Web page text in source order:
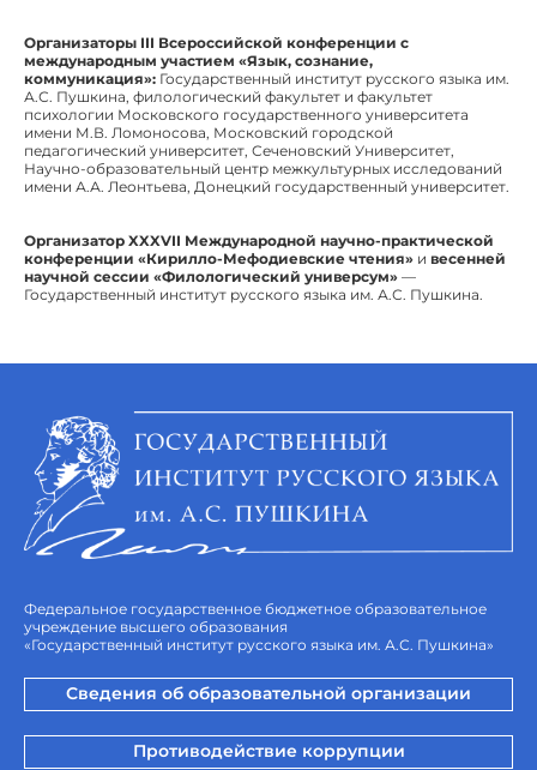
Организаторы III Всероссийской конференции с
международным участием «Язык, сознание,
коммуникация»: Государственный институт русского языка им.
А.С. Пушкина, филологический факультет и факультет
психологии Московского государственного университета
имени М.В. Ломоносова, Московский городской
педагогический университет, Сеченовский Университет,
Научно-образовательный центр межкультурных исследований
имени А.А. Леонтьева, Донецкий государственный университет.
Организатор XXXVII Международной научно-практической
конференции «Кирилло-Мефодиевские чтения» и весенней
научной сессии «Филологический универсум» —
Государственный институт русского языка им. А.С. Пушкина.
Федеральное государственное бюджетное образовательное
учреждение высшего образования
«Государственный институт русского языка им. А.С. Пушкина»
Сведения об образовательной организации
Противодействие коррупции